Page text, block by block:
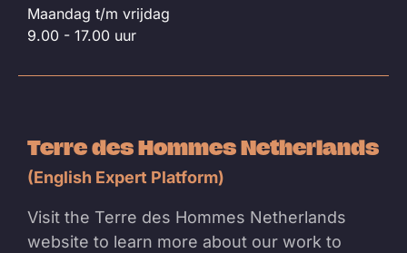
Maandag t/m vrijdag
9.00 - 17.00 uur
Terre des Hommes Netherlands
(English Expert Platform)
Visit the Terre des Hommes Netherlands
website to learn more about our work to